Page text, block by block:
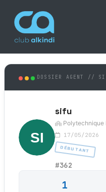
DOSSIER AGENT //
sifu
Polytechnique
17/05/2026
DÉBUTANT
#362
1